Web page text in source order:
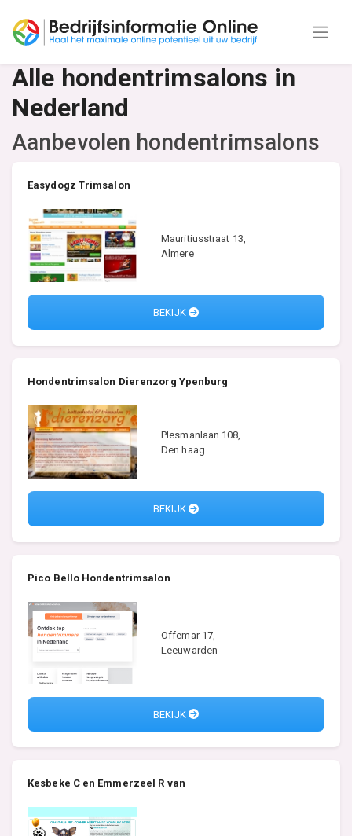
Alle hondentrimsalons in
Nederland
Aanbevolen hondentrimsalons
Easydogz Trimsalon
Mauritiusstraat 13,
Almere
BEKIJK
Hondentrimsalon Dierenzorg Ypenburg
Plesmanlaan 108,
Den haag
BEKIJK
Pico Bello Hondentrimsalon
Offemar 17,
Leeuwarden
BEKIJK
Kesbeke C en Emmerzeel R van